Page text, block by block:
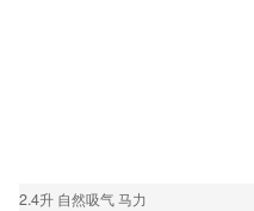
2.4升 自然吸气 马力